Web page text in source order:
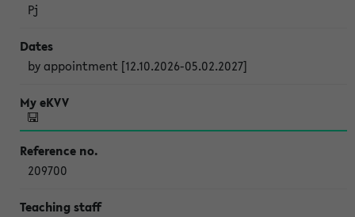
Pj
by appointment [12.10.2026-05.02.2027]
209700